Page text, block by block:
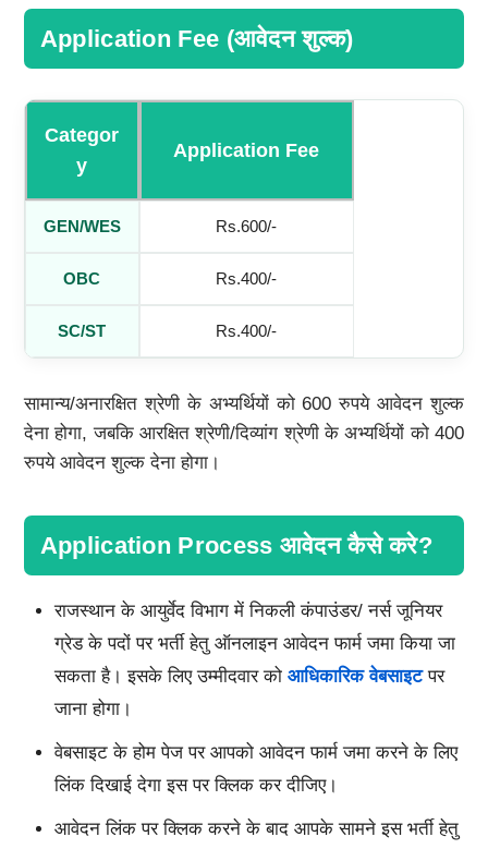
Application Fee (आवेदन शुल्क)
Categor
Y
Application Fee
GEN/WES Rs.600/-
OBC Rs.400/-
SC/ST Rs.400/-
सामान्य/अनारक्षित श्रेणी के अभ्यर्थियों को 600 रुपये आवेदन शुल्क
देना होगा, जबकि आरक्षित श्रेणी/दिव्यांग श्रेणी के अभ्यर्थियों को 400
रुपये आवेदन शुल्क देना होगा।
Application Process आवेदन कैसे करे?
राजस्थान के आयुर्वेद विभाग में निकली कंपाउंडर/ नर्स जूनियर
ग्रेड के पदों पर भर्ती हेतु ऑनलाइन आवेदन फार्म जमा किया जा
सकता है। इसके लिए उम्मीदवार को आधिकारिक वेबसाइटपर
जाना होगा।
वेबसाइट के होम पेज पर आपको आवेदन फार्म जमा करने के लिए
लिंक दिखाई देगा इस पर क्लिक कर दीजिए।
आवेदन लिंक पर क्लिक करने के बाद आपके सामने इस भर्ती हेतु